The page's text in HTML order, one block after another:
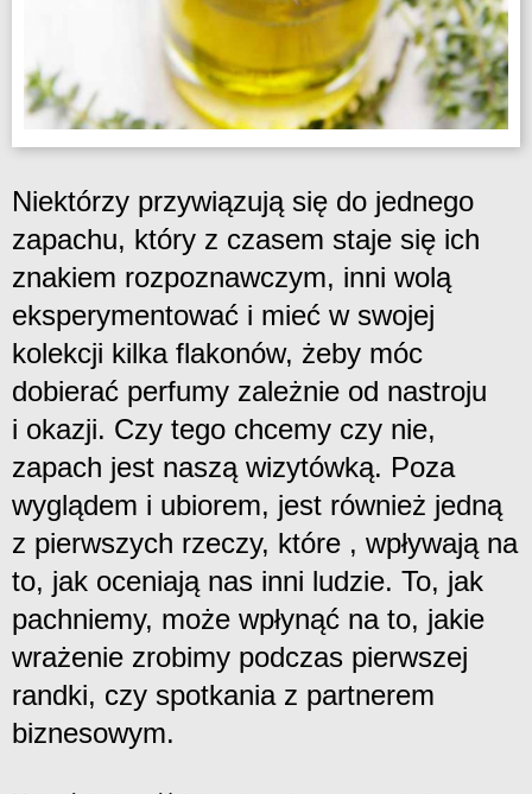
Niektórzy przywiązują się do jednego
zapachu, który z czasem staje się ich
znakiem rozpoznawczym, inni wolą
eksperymentować i mieć w swojej
kolekcji kilka flakonów, żeby móc
dobierać perfumy zależnie od nastroju
i okazji. Czy tego chcemy czy nie,
zapach jest naszą wizytówką. Poza
wyglądem i ubiorem, jest również jedną
z pierwszych rzeczy, które , wpływają na
to, jak oceniają nas inni ludzie. To, jak
pachniemy, może wpłynąć na to, jakie
wrażenie zrobimy podczas pierwszej
randki, czy spotkania z partnerem
biznesowym.